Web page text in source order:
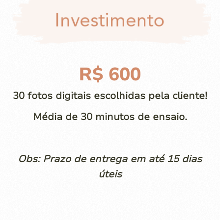
R$ 600
30 fotos digitais escolhidas pela cliente!
Média de 30 minutos de ensaio.
Obs: Prazo de entrega em até 15 dias
úteis